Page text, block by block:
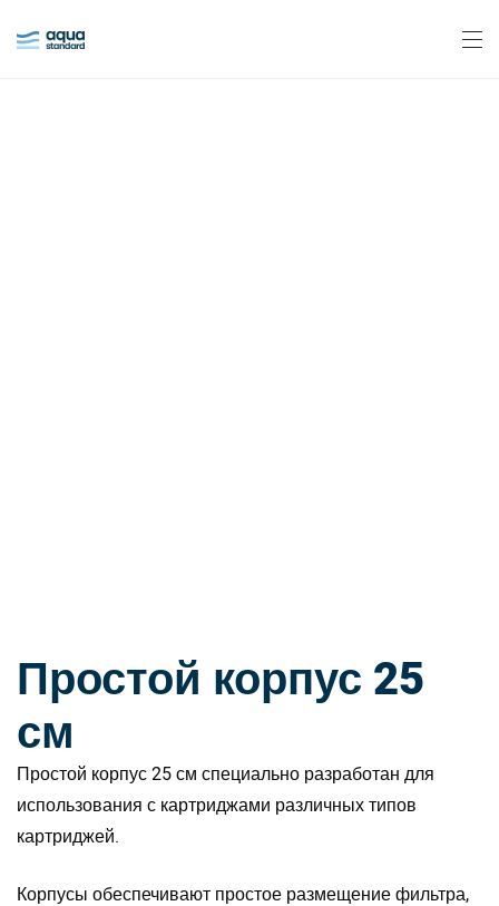
Простой корпус 25
см
Простой корпус 25 см специально разработан для
использования с картриджами различных типов
картриджей.
Корпусы обеспечивают простое размещение фильтра,